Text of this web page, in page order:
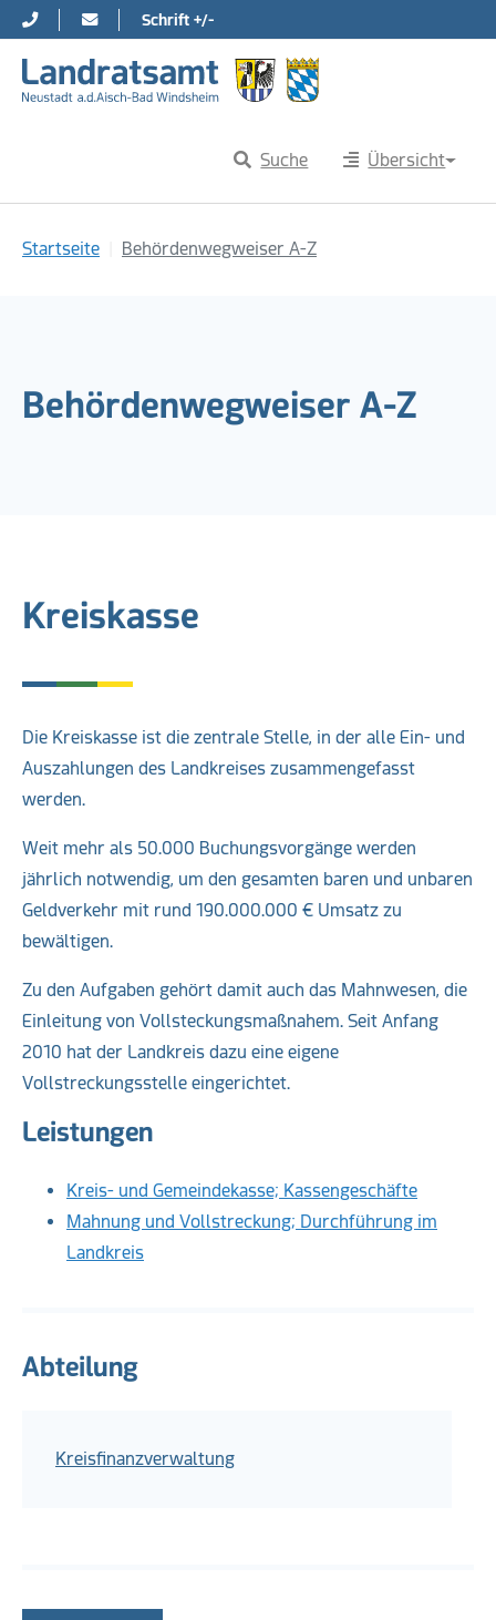
Direkt zur Hauptnavigation springen
Direkt zum Inhalt springen
Schrift +/-
Suche Übersicht
Startseite Behördenwegweiser A-Z
Behördenwegweiser A-Z
Kreiskasse
Die Kreiskasse ist die zentrale Stelle, in der alle Ein- und
Auszahlungen des Landkreises zusammengefasst
werden.
Weit mehr als 50.000 Buchungsvorgänge werden
jährlich notwendig, um den gesamten baren und unbaren
Geldverkehr mit rund 190.000.000 € Umsatz zu
bewältigen.
Zu den Aufgaben gehört damit auch das Mahnwesen, die
Einleitung von Vollsteckungsmaßnahem. Seit Anfang
2010 hat der Landkreis dazu eine eigene
Vollstreckungsstelle eingerichtet.
Leistungen
Kreis- und Gemeindekasse; Kassengeschäfte
Mahnung und Vollstreckung; Durchführung im
Landkreis
Abteilung
Kreisfinanzverwaltung